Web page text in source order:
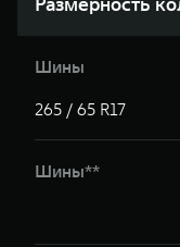
Шины
265 / 65 R17
Шины**